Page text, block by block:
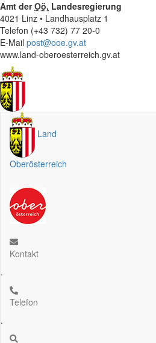
Amt derOö. Landesregierung
4021 Linz • Landhausplatz 1
Telefon (+43 732) 77 20-0
E-Mail post@ooe.gv.at
www.land-oberoesterreich.gv.at
Land
Oberösterreich
Kontakt
.
Telefon
.